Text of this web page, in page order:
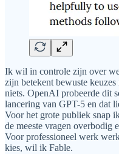
Ik wil in controle zijn over
zijn betekent bewuste
niets. OpenAI probeerde dit
lancering van GPT-5 en dat
Voor het grote publiek snap
de meeste vragen overbodig
Voor professioneel werk
kies, wil ik Fable.